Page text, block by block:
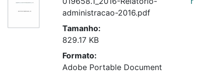
administracao-2016.pdf
Tamanho:
829.17 KB
Formato:
Adobe Portable Document